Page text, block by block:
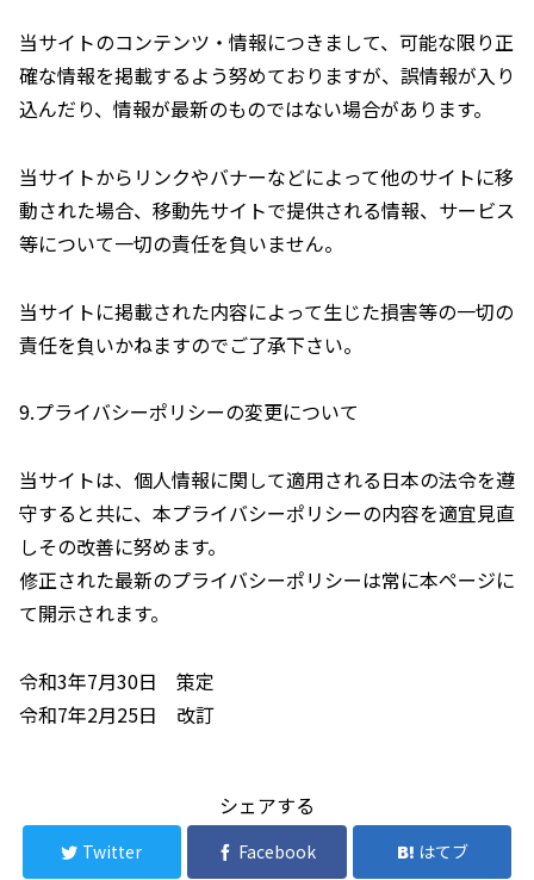
当サイトのコンテンツ・情報につきまして、可能な限り正
確な情報を掲載するよう努めておりますが、誤情報が入り
込んだり、情報が最新のものではない場合があります。
当サイトからリンクやバナーなどによって他のサイトに移
動された場合、移動先サイトで提供される情報、サービス
等について一切の責任を負いません。
当サイトに掲載された内容によって生じた損害等の一切の
責任を負いかねますのでご了承下さい。
9.プライバシーポリシーの変更について
当サイトは、個人情報に関して適用される日本の法令を遵
守すると共に、本プライバシーポリシーの内容を適宜見直
しその改善に努めます。
修正された最新のプライバシーポリシーは常に本ページに
て開示されます。
令和3年7月30日 策定
令和7年2月25日 改訂
シェアする
Twitter Facebook はてブ